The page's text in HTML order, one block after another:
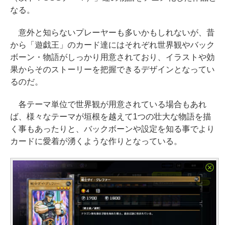
なる。
意外と知らないプレーヤーも多いかもしれないが、昔
から「遊戯王」のカード達にはそれぞれ世界観やバック
ボーン・物語がしっかり用意されており、イラストや効
果からそのストーリーを把握できるデザインとなってい
るのだ。
各テーマ単位で世界観が用意されている場合もあれ
ば、様々なテーマが垣根を越えて1つの壮大な物語を描
く事もあったりと、バックボーンや設定を知る事でより
カードに愛着が湧くような作りとなっている。